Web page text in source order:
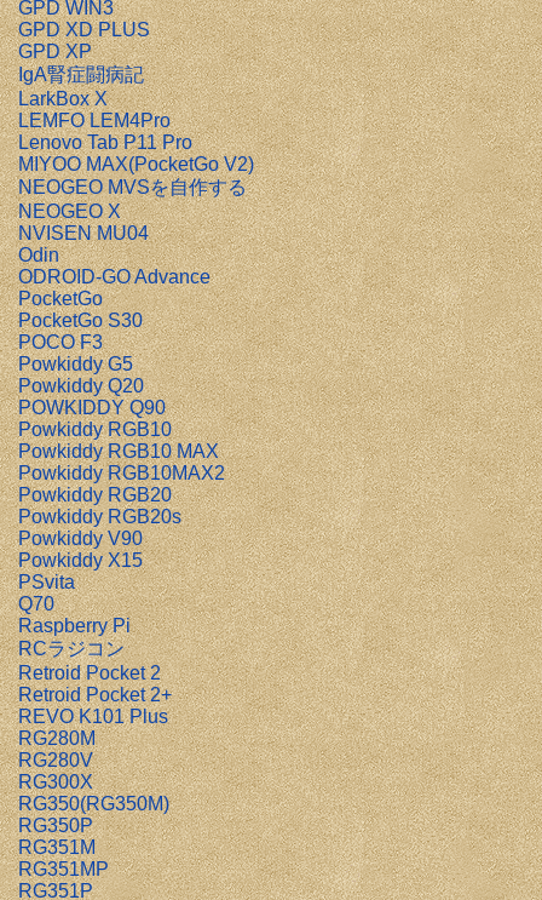
GPD WIN3
GPD XD PLUS
GPD XP
IgA腎症闘病記
LarkBox X
LEMFO LEM4Pro
Lenovo Tab P11 Pro
MIYOO MAX(PocketGo V2)
NEOGEO MVSを自作する
NEOGEO X
NVISEN MU04
Odin
ODROID-GO Advance
PocketGo
PocketGo S30
POCO F3
Powkiddy G5
Powkiddy Q20
POWKIDDY Q90
Powkiddy RGB10
Powkiddy RGB10 MAX
Powkiddy RGB10MAX2
Powkiddy RGB20
Powkiddy RGB20s
Powkiddy V90
Powkiddy X15
PSvita
Q70
Raspberry Pi
RCラジコン
Retroid Pocket 2
Retroid Pocket 2+
REVO K101 Plus
RG280M
RG280V
RG300X
RG350(RG350M)
RG350P
RG351M
RG351MP
RG351P